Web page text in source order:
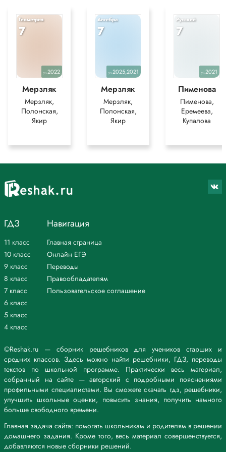
Геометрия
7
уч.2022
Мерзляк
Мерзляк,
Полонская,
Якир
Алгебра
7
уч.2025,2021
Мерзляк
Мерзляк,
Полонская,
Якир
Русский
7
уч.2021
Пименова
Пименова,
Еремеева,
Купалова
©Reshak.ru — сборник решебников для учеников старших и
средних классов. Здесь можно найти решебники, ГДЗ, переводы
текстов по школьной программе. Практически весь материал,
собранный на сайте — авторский с подробными пояснениями
профильными специалистами. Вы сможете скачать гдз, решебники,
улучшить школьные оценки, повысить знания, получить намного
больше свободного времени.
Главная задача сайта: помогать школьникам и родителям в решении
домашнего задания. Кроме того, весь материал совершенствуется,
добавляются новые сборники решений.
ГДЗ
11 класс
10 класс
9 класс
8 класс
7 класс
6 класс
5 класс
4 класс
Навигация
Главная страница
Онлайн ЕГЭ
Переводы
Правообладателям
Пользовательское соглашение